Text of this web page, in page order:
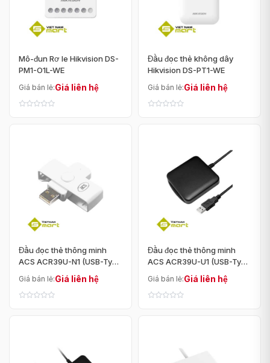
Mô-đun Rơ le Hikvision DS-
PM1-O1L-WE
Giá bán lẻ:Giá liên hệ
Đầu đọc thẻ không dây
Hikvision DS-PT1-WE
Giá bán lẻ:Giá liên hệ
Đầu đọc thẻ thông minh
ACS ACR39U-N1 (USB-Type
Giá bán lẻ:Giá liên hệ
Đầu đọc thẻ thông minh
ACS ACR39U-U1 (USB-Type
Giá bán lẻ:Giá liên hệ